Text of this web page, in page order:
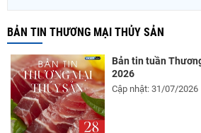
BẢN TIN THƯƠNG MẠI THỦY SẢN
Bản tin tuần
2026
Cập nhật: 31/07/2026